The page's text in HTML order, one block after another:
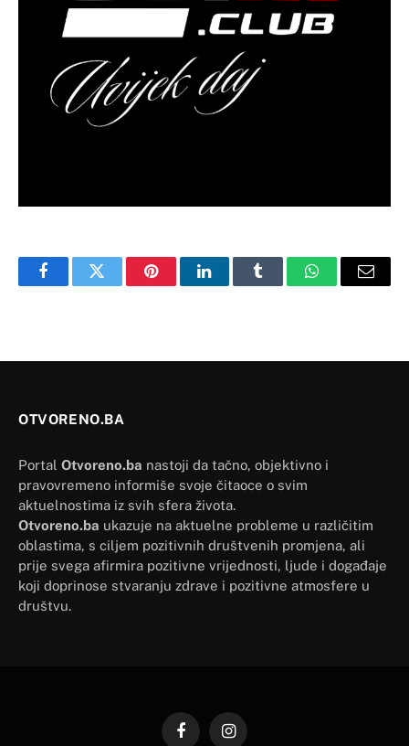
FacebookTwitter PinterestLinkedInTumblr WhatsAppEmail
OTVORENO.BA
Portal Otvoreno.ba nastoji da tačno, objektivno i
pravovremeno informiše svoje čitaoce o svim
aktuelnostima iz svih sfera života.
Otvoreno.ba ukazuje na aktuelne probleme u različitim
oblastima, s ciljem pozitivnih društvenih promjena, ali
prije svega afirmira pozitivne vrijednosti, ljude i događaje
koji doprinose stvaranju zdrave i pozitivne atmosfere u
društvu.
FacebookInstagram